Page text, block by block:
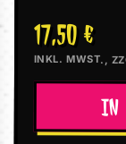
17,50 €
INKL. MWST.,
IN